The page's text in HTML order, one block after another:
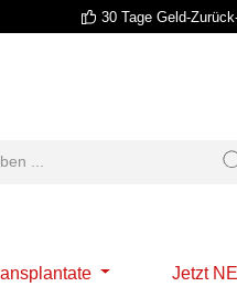
30 Tage Geld-
Jetzt